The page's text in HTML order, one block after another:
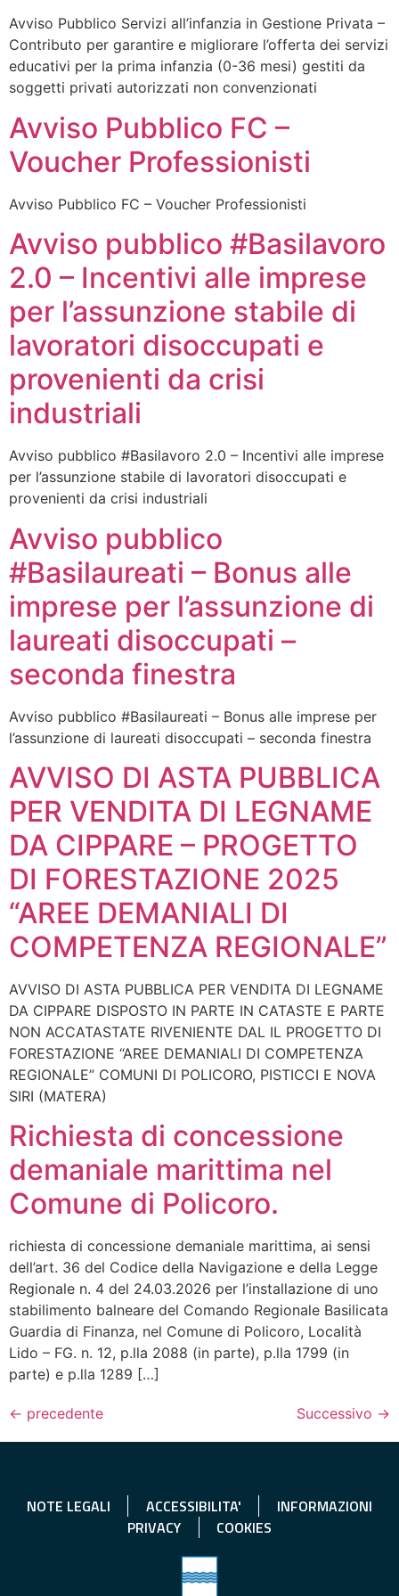
Avviso Pubblico Servizi all’infanzia in Gestione Privata –
Contributo per garantire e migliorare l’offerta dei servizi
educativi per la prima infanzia (0-36 mesi) gestiti da
soggetti privati autorizzati non convenzionati
Avviso Pubblico FC –
Voucher Professionisti
Avviso Pubblico FC – Voucher Professionisti
Avviso pubblico #Basilavoro
2.0 – Incentivi alle imprese
per l’assunzione stabile di
lavoratori disoccupati e
provenienti da crisi
industriali
Avviso pubblico #Basilavoro 2.0 – Incentivi alle imprese
per l’assunzione stabile di lavoratori disoccupati e
provenienti da crisi industriali
Avviso pubblico
#Basilaureati – Bonus alle
imprese per l’assunzione di
laureati disoccupati –
seconda finestra
Avviso pubblico #Basilaureati – Bonus alle imprese per
l’assunzione di laureati disoccupati – seconda finestra
AVVISO DI ASTA PUBBLICA
PER VENDITA DI LEGNAME
DA CIPPARE – PROGETTO
DI FORESTAZIONE 2025
“AREE DEMANIALI DI
COMPETENZA REGIONALE”
AVVISO DI ASTA PUBBLICA PER VENDITA DI LEGNAME
DA CIPPARE DISPOSTO IN PARTE IN CATASTE E PARTE
NON ACCATASTATE RIVENIENTE DAL IL PROGETTO DI
FORESTAZIONE “AREE DEMANIALI DI COMPETENZA
REGIONALE” COMUNI DI POLICORO, PISTICCI E NOVA
SIRI (MATERA)
Richiesta di concessione
demaniale marittima nel
Comune di Policoro.
richiesta di concessione demaniale marittima, ai sensi
dell’art. 36 del Codice della Navigazione e della Legge
Regionale n. 4 del 24.03.2026 per l’installazione di uno
stabilimento balneare del Comando Regionale Basilicata
Guardia di Finanza, nel Comune di Policoro, Località
Lido – FG. n. 12, p.lla 2088 (in parte), p.lla 1799 (in
parte) e p.lla 1289 […]
← precedente Successivo →
NOTE LEGALI ACCESSIBILITA'
INFORMAZIONI
PRIVACY
COOKIES